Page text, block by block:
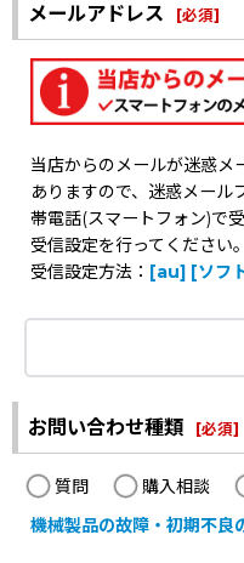
メールアドレス [必須]
当店からのメールが迷惑メ
ありますので、迷惑メール
帯電話(スマートフォン)で
受信設定を行ってください。
受信設定方法： [au] [ソフ
お問い合わせ種類 [必須]
質問 購入相談
機械製品の故障・初期不良